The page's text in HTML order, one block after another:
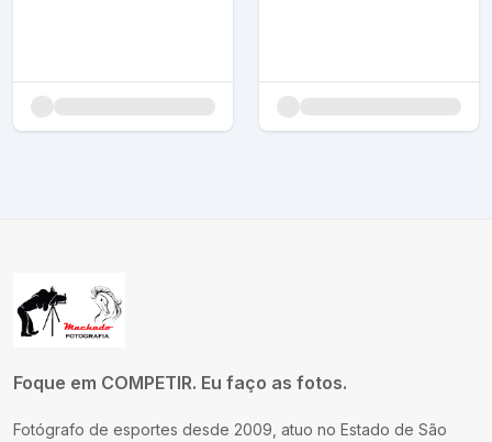
Foque em COMPETIR. Eu faço as fotos.
Fotógrafo de esportes desde 2009, atuo no Estado de São